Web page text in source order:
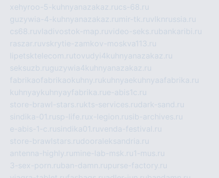
xehyroo-5-kuhnyanazakaz.rucs-68.ru
guzywia-4-kuhnyanazakaz.ru mir-tk.ruvlknrussia.ru
cs68.ruvladivostok-map.ruvideo-seks.rubankaribi.ru
raszar.ruvskrytie-zamkov-moskva113.ru
lipetsktelecom.rutovudyi4kuhnyanazakaz.ru
seksuzb.ruguzywia4kuhnyanazakaz.ru
fabrikaofabrikaokuhny.rukuhnyaekuhnyaafabrika.ru
kuhnyaykuhnyayfabrika.rue-abis1c.ru
store-brawl-stars.rukts-services.rudark-sand.ru
sindika-01.rusp-life.rux-legion.rusib-archives.ru
e-abis-1-c.rusindika01.ruvenda-festival.ru
store-brawlstars.rudooraleksandria.ru
antenna-highly.ru mine-lab-msk.ru1-mus.ru
3-sex-porn.ruban-damn.rupurse-factory.ru